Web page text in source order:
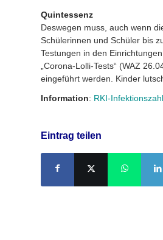
Quintessenz
Deswegen muss, auch wenn
Schülerinnen und Schüler bis
Testungen in den
„Corona-Lolli-Tests“ (WAZ
eingeführt werden. Kinder
Information: RKI-
Eintrag teilen